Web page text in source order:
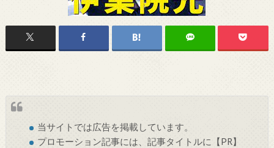
当サイトでは広告を掲載しています。
プロモーション記事には、記事タイトルに【PR】